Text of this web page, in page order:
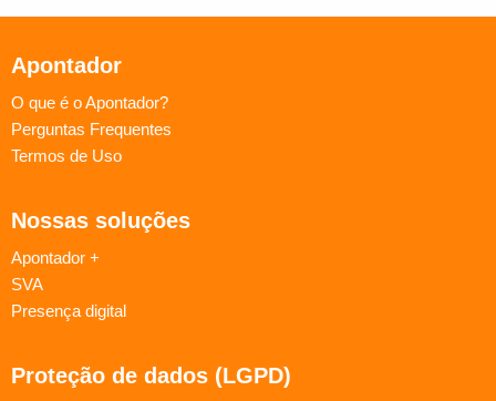
Apontador
O que é o Apontador?
Perguntas Frequentes
Termos de Uso
Nossas soluções
Apontador +
SVA
Presença digital
Proteção de dados (LGPD)